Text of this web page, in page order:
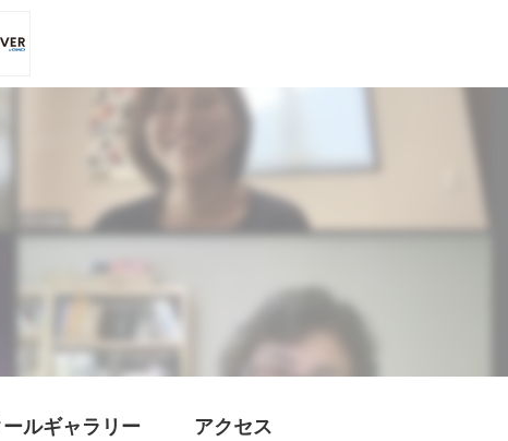
ールギャラリー アクセス